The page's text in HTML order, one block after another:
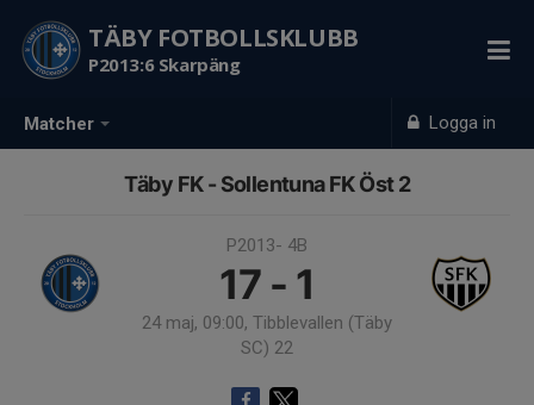
Matcher Logga in
TÄBY FOTBOLLSKLUBB
P2013:6 Skarpäng
Täby FK - Sollentuna FK Öst 2
P2013- 4B
17 - 1
24 maj, 09:00, Tibblevallen (Täby
SC) 22